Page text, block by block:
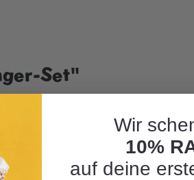
Set"
kannst du Fondant oder Gum Paste
können zum Herstellen von Rüschen auf
Wir
10%
auf deine